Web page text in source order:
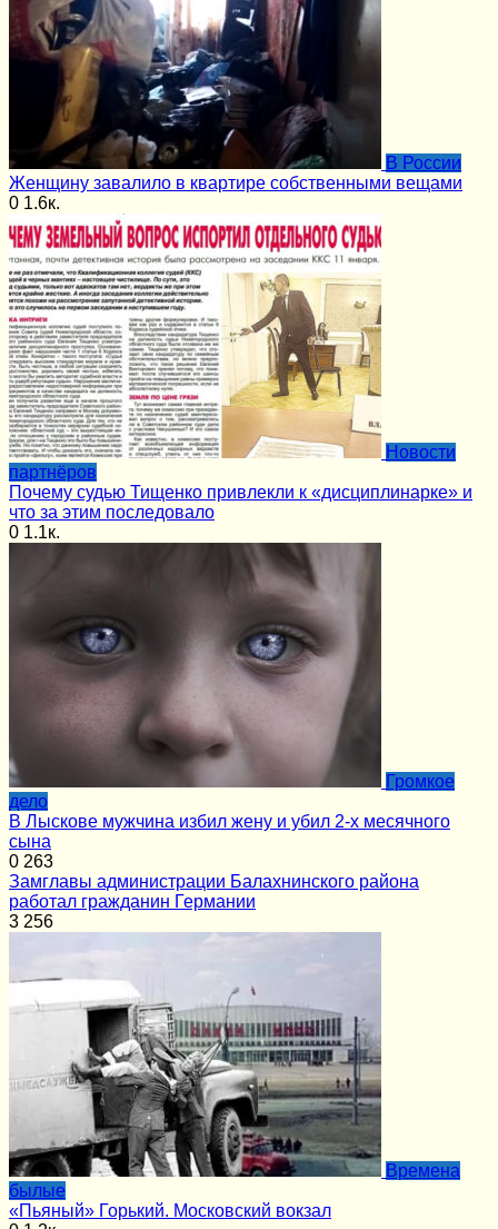
В России
Женщину завалило в квартире собственными вещами
0 1.6к.
Новости
партнёров
Почему судью Тищенко привлекли к «дисциплинарке» и
что за этим последовало
0 1.1к.
Громкое
дело
В Лыскове мужчина избил жену и убил 2-х месячного
сына
0 263
Замглавы администрации Балахнинского района
работал гражданин Германии
3 256
Времена
былые
«Пьяный» Горький. Московский вокзал